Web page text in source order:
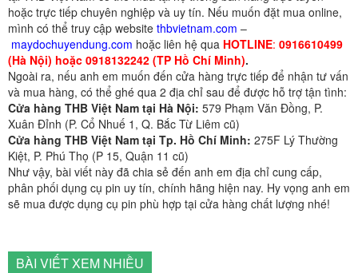
hoặc trực tiếp chuyên nghiệp và uy tín. Nếu muốn đặt mua online,
mình có thể truy cập website thbvietnam.com –
maydochuyendung.com hoặc liên hệ qua HOTLINE: 0916610499
(Hà Nội) hoặc 0918132242 (TP Hồ Chí Minh).
Ngoài ra, nếu anh em muốn đến cửa hàng trực tiếp để nhận tư vấn
và mua hàng, có thể ghé qua 2 địa chỉ sau để được hỗ trợ tận tình:
Cửa hàng THB Việt Nam tại Hà Nội: 579 Phạm Văn Đồng, P.
Xuân Đỉnh (P. Cổ Nhuế 1, Q. Bắc Từ Liêm cũ)
Cửa hàng THB Việt Nam tại Tp. Hồ Chí Minh: 275F Lý Thường
Kiệt, P. Phú Thọ (P 15, Quận 11 cũ)
Như vậy, bài viết này đã chia sẻ đến anh em địa chỉ cung cấp,
phân phối dụng cụ pin uy tín, chính hãng hiện nay. Hy vọng anh em
sẽ mua được dụng cụ pin phù hợp tại cửa hàng chất lượng nhé!
BÀI VIẾT XEM NHIỀU